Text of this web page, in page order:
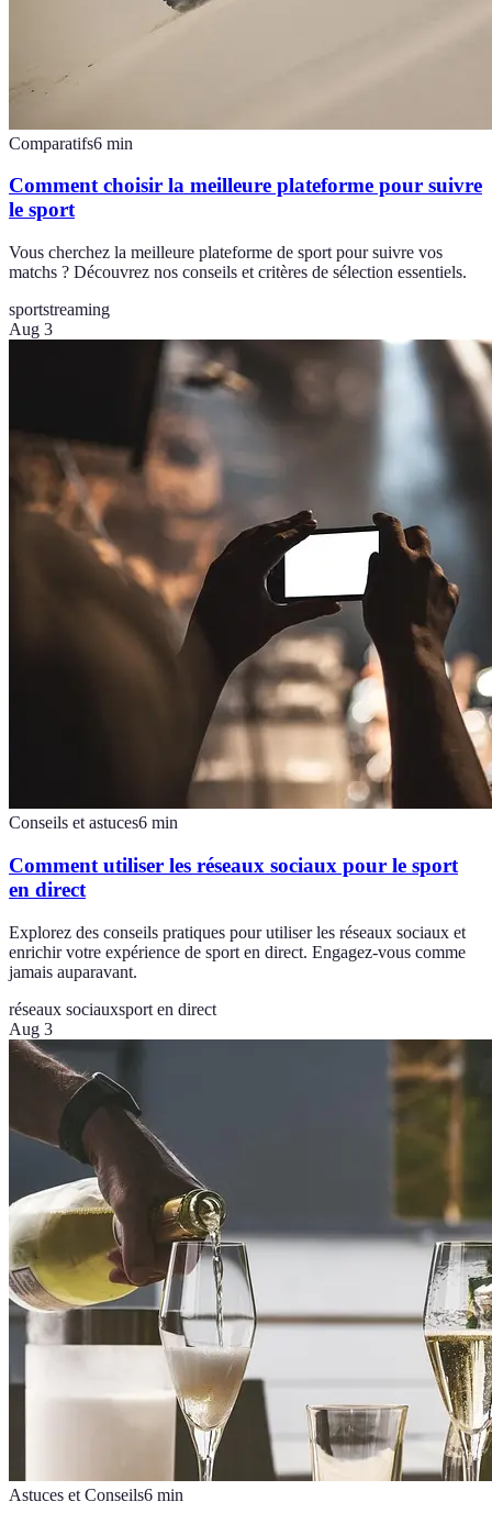
Comparatifs6 min
Comment choisir la meilleure plateforme pour suivre
le sport
Vous cherchez la meilleure plateforme de sport pour suivre vos
matchs ? Découvrez nos conseils et critères de sélection essentiels.
sportstreaming
Aug 3
Conseils et astuces6 min
Comment utiliser les réseaux sociaux pour le sport
en direct
Explorez des conseils pratiques pour utiliser les réseaux sociaux et
enrichir votre expérience de sport en direct. Engagez-vous comme
jamais auparavant.
réseaux sociauxsport en direct
Aug 3
Astuces et Conseils6 min